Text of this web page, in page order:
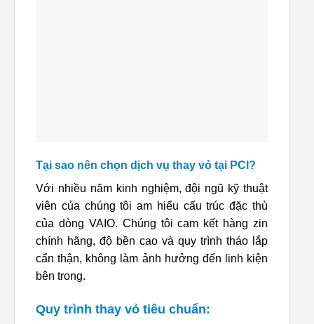
Tại sao nên chọn dịch vụ thay vỏ tại PCI?
Với nhiều năm kinh nghiệm, đội ngũ kỹ thuật
viên của chúng tôi am hiểu cấu trúc đặc thù
của dòng VAIO. Chúng tôi cam kết hàng zin
chính hãng, độ bền cao và quy trình tháo lắp
cẩn thận, không làm ảnh hưởng đến linh kiện
bên trong.
Quy trình thay vỏ tiêu chuẩn: